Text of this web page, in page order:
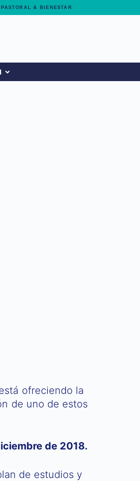
PASTORAL & BIENESTAR
ofreciendo la
de uno de estos
de 2018.
de estudios y